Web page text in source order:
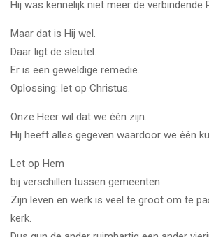
Hij was kennelijk niet meer de verbindende
Maar dat is Hij wel.
Daar ligt de sleutel.
Er is een geweldige remedie.
Oplossing: let op Christus.
Onze Heer wil dat we één zijn.
Hij heeft alles gegeven waardoor we één
Let op Hem
bij verschillen tussen gemeenten.
Zijn leven en werk is veel te groot om te
kerk.